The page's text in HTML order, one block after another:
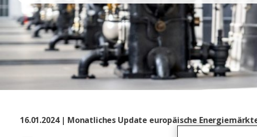
16.01.2024 | Monatliches Update europäische